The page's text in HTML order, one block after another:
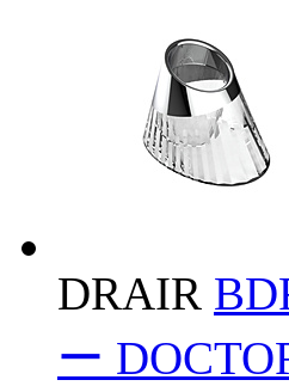
DRAIR
ー